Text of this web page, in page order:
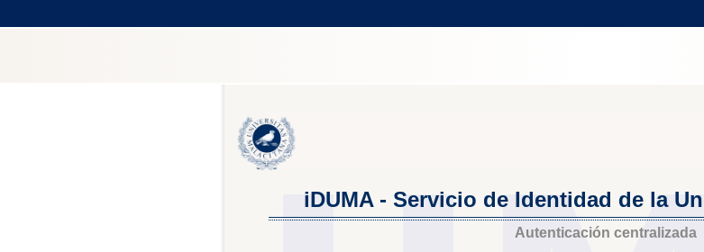
iDUMA - Servicio de Identidad de la
Autenticación centralizada